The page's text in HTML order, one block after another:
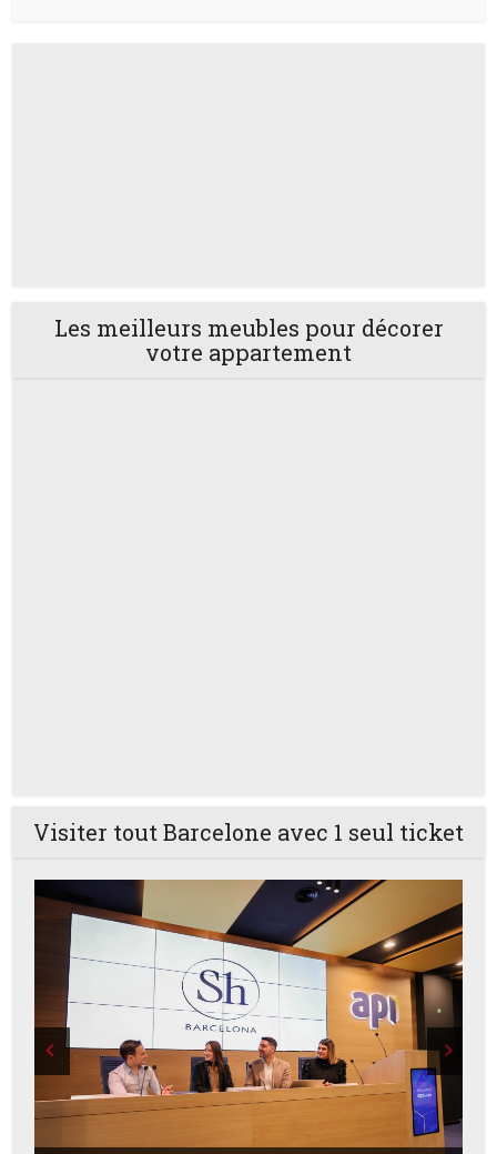
Les meilleurs meubles pour décorer
votre appartement
Visiter tout Barcelone avec 1 seul ticket